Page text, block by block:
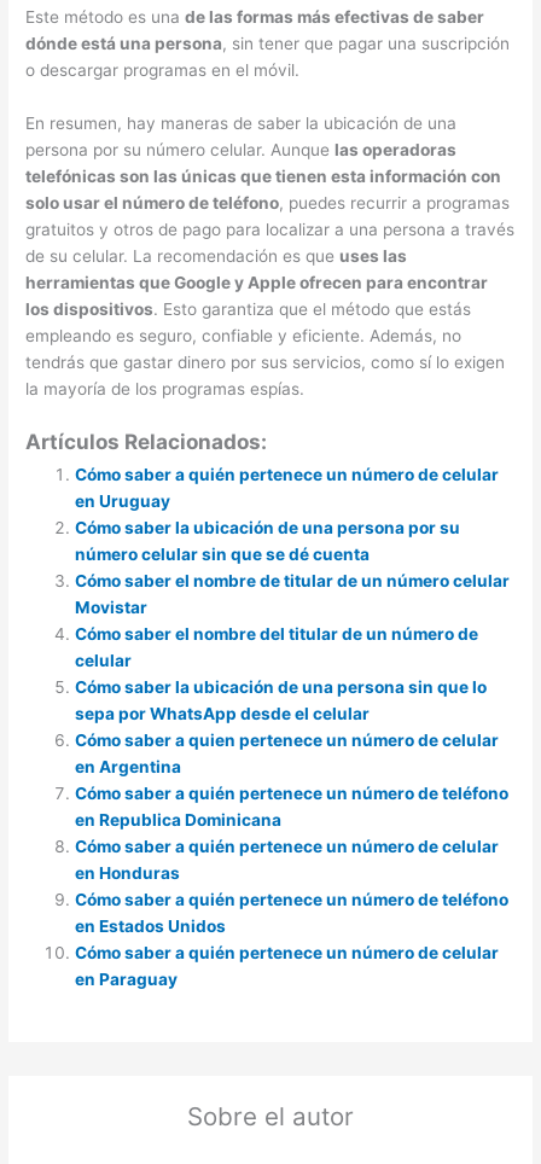
Este método es unade las formas más efectivas de saber
dónde está una persona, sin tener que pagar una suscripción
o descargar programas en el móvil.
En resumen, hay maneras de saber la ubicación de una
persona por su número celular. Aunque las operadoras
telefónicas son las únicas que tienen esta información con
solo usar el número de teléfono, puedes recurrir a programas
gratuitos y otros de pago para localizar a una persona a través
de su celular. La recomendación es que uses las
herramientas que Google y Apple ofrecen para encontrar
los dispositivos. Esto garantiza que el método que estás
empleando es seguro, confiable y eficiente. Además, no
tendrás que gastar dinero por sus servicios, como sí lo exigen
la mayoría de los programas espías.
Artículos Relacionados:
Cómo saber a quién pertenece un número de celular
en Uruguay
Cómo saber la ubicación de una persona por su
número celular sin que se dé cuenta
Cómo saber el nombre de titular de un número celular
Movistar
Cómo saber el nombre del titular de un número de
celular
Cómo saber la ubicación de una persona sin que lo
sepa por WhatsApp desde el celular
Cómo saber a quien pertenece un número de celular
en Argentina
Cómo saber a quién pertenece un número de teléfono
en Republica Dominicana
Cómo saber a quién pertenece un número de celular
en Honduras
Cómo saber a quién pertenece un número de teléfono
en Estados Unidos
Cómo saber a quién pertenece un número de celular
en Paraguay
Sobre el autor